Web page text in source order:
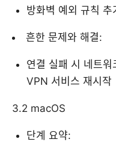
방화벽 예외 규칙
흔한 문제와 해결:
연결 실패 시 네트
VPN 서비스 재시작
3.2 macOS
단계 요약: